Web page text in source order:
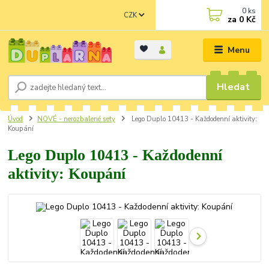
Menu
CZK
Hledat
0 ks
za 0 Kč
Úvod NOVÉ - nerozbalené sety
Lego Duplo 10413 - Každodenní aktivity:
Koupání
Lego Duplo 10413 - Každodenní
aktivity: Koupání